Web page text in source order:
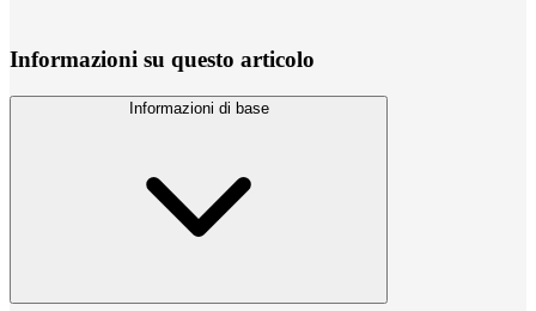
Informazioni su questo articolo
Informazioni di base